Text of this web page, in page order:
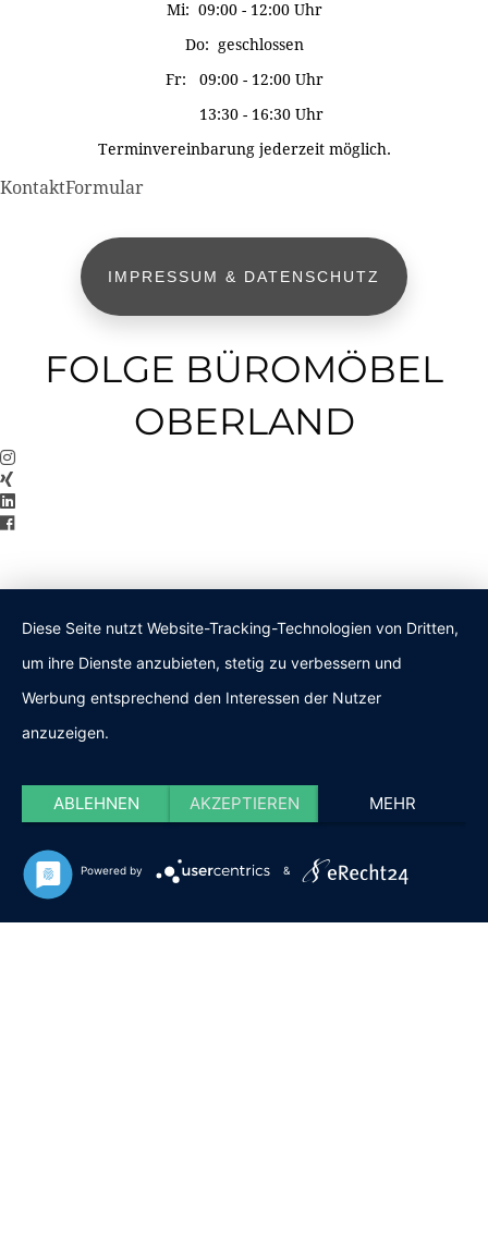
Mi: 09:00 - 12:00 Uhr
Do: geschlossen
Fr: 09:00 - 12:00 Uhr
13:30 - 16:30 Uhr
Terminvereinbarung jederzeit möglich.
KontaktFormular
IMPRESSUM & DATENSCHUTZ
FOLGE BÜROMÖBEL
OBERLAND
Diese Seite nutzt Website-Tracking-Technologien von Dritten,
um ihre Dienste anzubieten, stetig zu verbessern und
Werbung entsprechend den Interessen der Nutzer
anzuzeigen.
ABLEHNEN AKZEPTIEREN MEHR
Powered by &